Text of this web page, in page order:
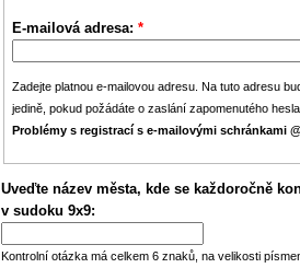
E-mailová adresa: *
Zadejte platnou e-mailovou adresu. Na tuto adresu
jedině, pokud požádáte o zaslání zapomenutého
Problémy s registrací s e-mailovými schránkami
Uveďte název města, kde se každoročně
v sudoku 9x9:
Kontrolní otázka má celkem 6 znaků, na velikosti